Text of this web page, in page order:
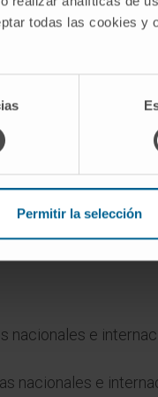
todas las cookies
Permitir la selección
Universidad de
de la Universidad de
nacionales e
nacionales e